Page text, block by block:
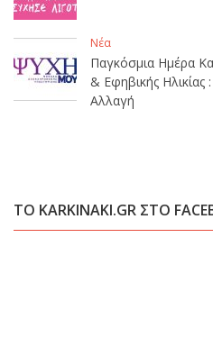
Νέα
Παγκόσμια Ημέρα
& Εφηβικής
Αλλαγή
ΤΟ KARKINAKI.GR ΣΤΟ